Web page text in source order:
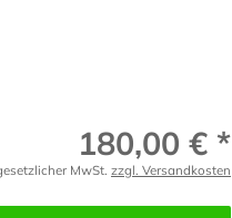
180,00 € *
MwSt. zzgl. Versandkosten